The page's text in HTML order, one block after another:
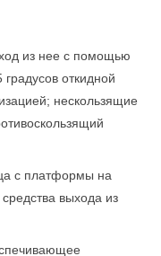
из нее с помощью
откидной
нескользящие
с платформы на
выхода из